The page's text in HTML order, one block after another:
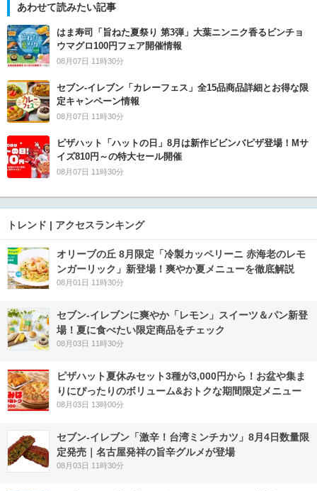
あわせて読みたい記事
はま寿司「旨ねた夏祭り 第3弾」大葉ニンニク香るビンチョ
ウマグロ100円フェア開催情報
08月07日 11時30分
セブン‐イレブン「カレーフェス」全15品商品詳細とお得な限
定キャンペーン情報
08月07日 11時30分
ピザハット「ハットの日」8月は新作ビビンバピザ登場！Mサ
イズ810円～の特大セール開催
08月07日 11時30分
トレンド | アクセスランキング
オリーブの丘 8月限定「冷製カッペリーニ 赤海老のレモ
ンガーリック」新登場！爽やか夏メニューを徹底解説
08月01日 11時30分
セブン‐イレブンに爽やか「レモン」スイーツ＆パン新登
場！夏に食べたい限定商品をチェック
08月03日 11時30分
ピザハット夏休みセット3種が3,000円から！お盆や集ま
りにぴったりのボリューム&おトクな期間限定メニュー
08月03日 13時00分
セブン-イレブン「激辛！台湾ミンチカツ」8月4日数量限
定発売｜名古屋発祥の旨辛グルメが登場
08月03日 11時30分